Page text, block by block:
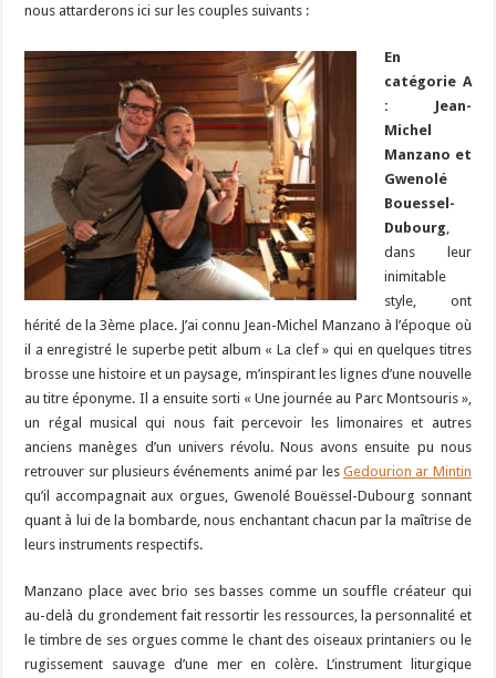
nous attarderons ici sur les couples suivants :
En
catégorie A
: Jean-
Michel
Manzano et
Gwenolé
Bouessel-
Dubourg
dans leur
inimitable
style, ont
hérité de la 3ème place. J’ai connu Jean-Michel Manzano à l’époque où
il a enregistré le superbe petit album « La clef » qui en quelques titres
brosse une histoire et un paysage, m’inspirant les lignes d’une nouvelle
au titre éponyme. Il a ensuite sorti « Une journée au Parc Montsouris »,
un régal musical qui nous fait percevoir les limonaires et autres
anciens manèges d’un univers révolu. Nous avons ensuite pu nous
retrouver sur plusieurs événements animé par les Gedourion ar Mintin
qu’il accompagnait aux orgues, Gwenolé Bouëssel-Dubourg sonnant
quant à lui de la bombarde, nous enchantant chacun par la maîtrise de
leurs instruments respectifs.
Manzano place avec brio ses basses comme un souffle créateur qui
au-delà du grondement fait ressortir les ressources, la personnalité et
le timbre de ses orgues comme le chant des oiseaux printaniers ou le
rugissement sauvage d’une mer en colère. L’instrument liturgique